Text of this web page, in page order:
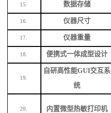
15. 数据存储
16. 仪器尺寸
17. 仪器重量
18. 便携式一体成型设计
19.
自研高性能GUI交互系
统
20. 内置微型热敏打印机